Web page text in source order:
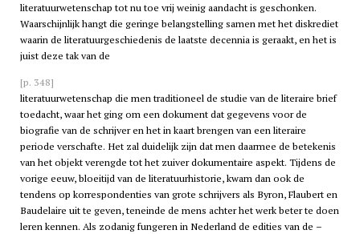
literatuurwetenschap tot nu toe vrij weinig aandacht is geschonken.
Waarschijnlijk hangt die geringe belangstelling samen met het diskrediet
waarin de literatuurgeschiedenis de laatste decennia is geraakt, en het is
juist deze tak van de
[p. 348]
literatuurwetenschap die men traditioneel de studie van de literaire brief
toedacht, waar het ging om een dokument dat gegevens voor de
biografie van de schrijver en het in kaart brengen van een literaire
periode verschafte. Het zal duidelijk zijn dat men daarmee de betekenis
van het objekt verengde tot het zuiver dokumentaire aspekt. Tijdens de
vorige eeuw, bloeitijd van de literatuurhistorie, kwam dan ook de
tendens op korrespondenties van grote schrijvers als Byron, Flaubert en
Baudelaire uit te geven, teneinde de mens achter het werk beter te doen
leren kennen. Als zodanig fungeren in Nederland de edities van de –